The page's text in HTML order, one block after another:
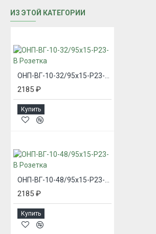
ИЗ ЭТОЙ КАТЕГОРИИ
2185 ₽
Купить
ОНП-ВГ-10-48/95х15-Р23-В Розетка
2185 ₽
Купить